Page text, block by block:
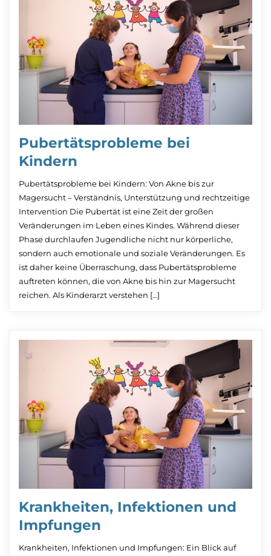
Pubertätsprobleme bei
Kindern
Pubertätsprobleme bei Kindern: Von Akne bis zur
Magersucht – Verständnis, Unterstützung und rechtzeitige
Intervention Die Pubertät ist eine Zeit der großen
Veränderungen im Leben eines Kindes. Während dieser
Phase durchlaufen Jugendliche nicht nur körperliche,
sondern auch emotionale und soziale Veränderungen. Es
ist daher keine Überraschung, dass Pubertätsprobleme
auftreten können, die von Akne bis hin zur Magersucht
reichen. Als Kinderarzt verstehen […]
Krankheiten, Infektionen und
Impfungen
Krankheiten, Infektionen und Impfungen: Ein Blick auf